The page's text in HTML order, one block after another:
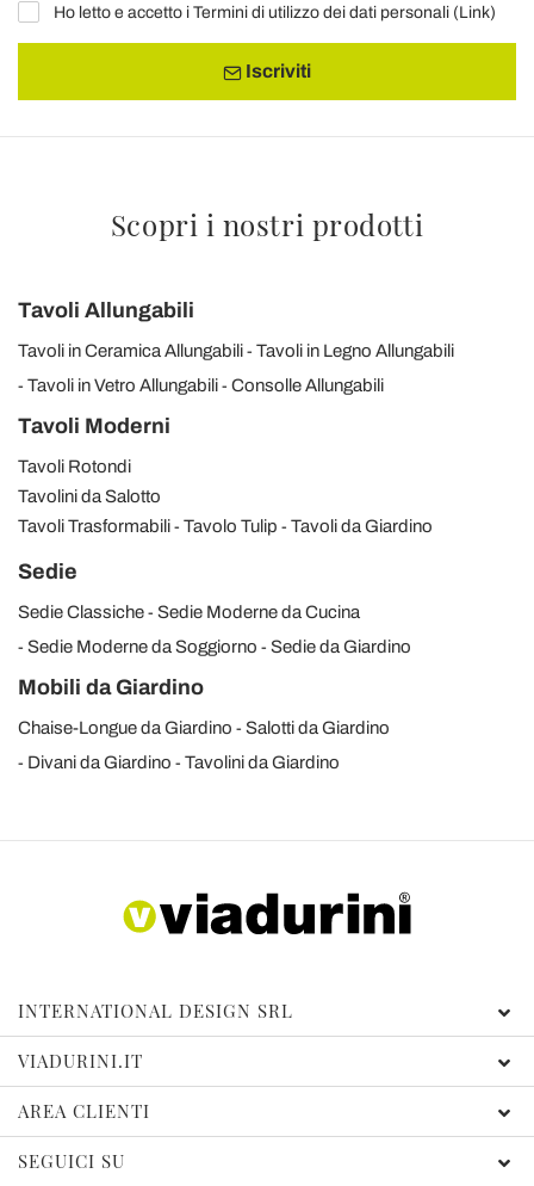
Ho letto e accetto i Termini di utilizzo dei dati personali (Link)
Iscriviti
Scopri i nostri prodotti
Tavoli Allungabili
Tavoli in Ceramica Allungabili
Tavoli in Legno Allungabili
Tavoli in Vetro Allungabili
Consolle Allungabili
Tavoli Moderni
Tavoli Rotondi
Tavolini da Salotto
Tavoli Trasformabili
Tavolo Tulip Tavoli da Giardino
Sedie
Sedie Classiche
Sedie Moderne da Cucina
Sedie Moderne da Soggiorno
Sedie da Giardino
Mobili da Giardino
Chaise-Longue da Giardino
Salotti da Giardino
Divani da Giardino
Tavolini da Giardino
INTERNATIONAL DESIGN SRL
VIADURINI.IT
AREA CLIENTI
SEGUICI SU